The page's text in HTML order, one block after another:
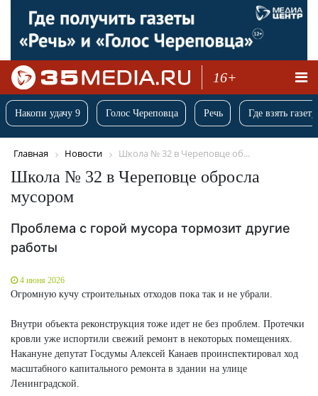
16+
Накопи удачу 9 Голос Череповца Речь Где взять
Главная Новости Школа № 32 в Череповце об...
Школа № 32 в Череповце обросла
мусором
Проблема с горой мусора тормозит другие
работы
4 июня 2026
Огромную кучу строительных отходов пока так и не убрали.
Внутри объекта реконструкция тоже идет не без проблем. Протечки
кровли уже испортили свежий ремонт в некоторых помещениях.
Накануне депутат Госдумы Алексей Канаев проинспектировал ход
масштабного капитального ремонта в здании на улице
Ленинградской.